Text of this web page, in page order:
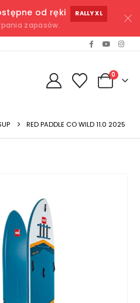
od ręki RALLY XL
zapasów.
0
RED PADDLE CO WILD 11.0 2025